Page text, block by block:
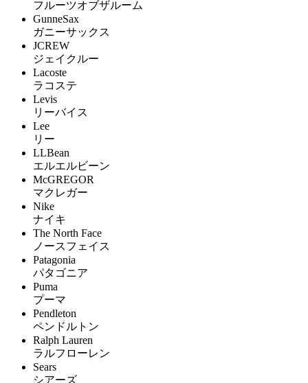
フルーツオブザルーム
GunneSax
ガニーサックス
JCREW
ジェイクルー
Lacoste
ラコステ
Levis
リーバイス
Lee
リー
LLBean
エルエルビーン
McGREGOR
マクレガー
Nike
ナイキ
The North Face
ノースフェイス
Patagonia
パタゴニア
Puma
プーマ
Pendleton
ペンドルトン
Ralph Lauren
ラルフローレン
Sears
シアーズ